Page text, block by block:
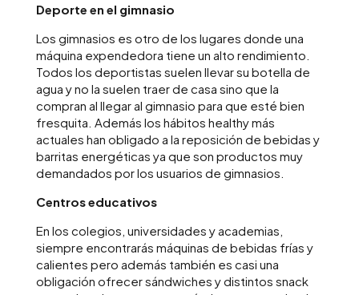
Deporte en el gimnasio
Los gimnasios es otro de los lugares donde una
máquina expendedora tiene un alto rendimiento.
Todos los deportistas suelen llevar su botella de
agua y no la suelen traer de casa sino que la
compran al llegar al gimnasio para que esté bien
fresquita. Además los hábitos healthy más
actuales han obligado a la reposición de bebidas y
barritas energéticas ya que son productos muy
demandados por los usuarios de gimnasios.
Centros educativos
En los colegios, universidades y academias,
siempre encontrarás máquinas de bebidas frías y
calientes pero además también es casi una
obligación ofrecer sándwiches y distintos snack